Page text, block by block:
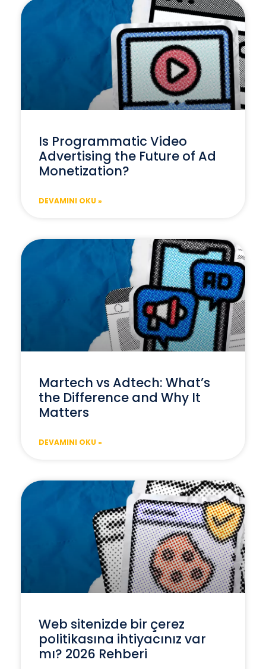
Is Programmatic Video
Advertising the Future of Ad
Monetization?
DEVAMINI OKU »
Martech vs Adtech: What’s
the Difference and Why It
Matters
DEVAMINI OKU »
Web sitenizde bir çerez
politikasına ihtiyacınız var
mı? 2026 Rehberi